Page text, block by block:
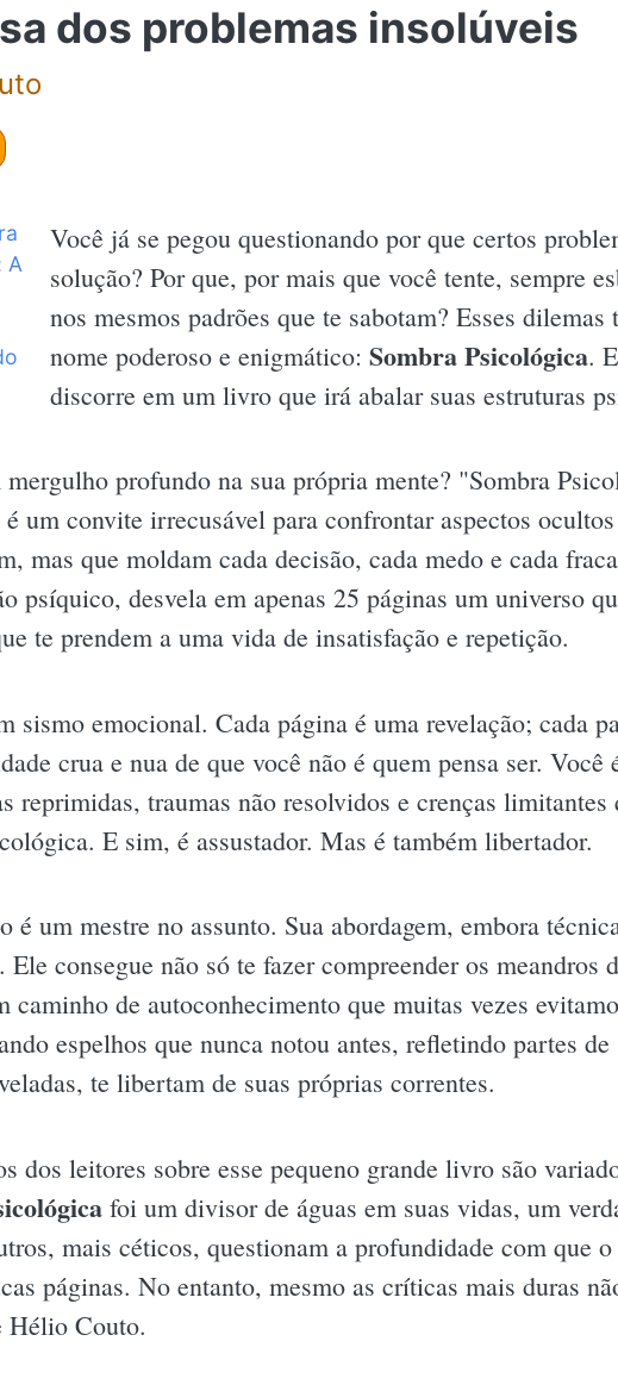
dos problemas insolúveis
Você já se pegou questionando por que certos
solução? Por que, por mais que você tente, sempre
nos mesmos padrões que te sabotam? Esses
nome poderoso e enigmático: Sombra Psicológica.
discorre em um livro que irá abalar suas estruturas
profundo na sua própria mente? "Sombra
um convite irrecusável para confrontar aspectos
mas que moldam cada decisão, cada medo e cada
psíquico, desvela em apenas 25 páginas um universo
te prendem a uma vida de insatisfação e repetição.
sismo emocional. Cada página é uma revelação; cada
crua e nua de que você não é quem pensa ser.
reprimidas, traumas não resolvidos e crenças
E sim, é assustador. Mas é também libertador.
é um mestre no assunto. Sua abordagem, embora
Ele consegue não só te fazer compreender os meandros
caminho de autoconhecimento que muitas vezes
espelhos que nunca notou antes, refletindo partes
te libertam de suas próprias correntes.
dos leitores sobre esse pequeno grande livro são
foi um divisor de águas em suas vidas, um
mais céticos, questionam a profundidade com que
páginas. No entanto, mesmo as críticas mais duras
Hélio Couto.